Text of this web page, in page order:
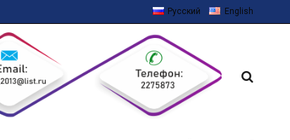
Русский English